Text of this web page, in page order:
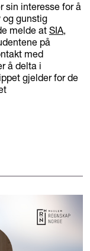
sin interesse for å
og gunstig
melde at SIA,
på
med
å delta i
gjelder for de